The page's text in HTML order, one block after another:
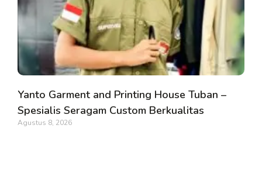
Yanto Garment and Printing House Tuban –
Spesialis Seragam Custom Berkualitas
Agustus 8, 2026